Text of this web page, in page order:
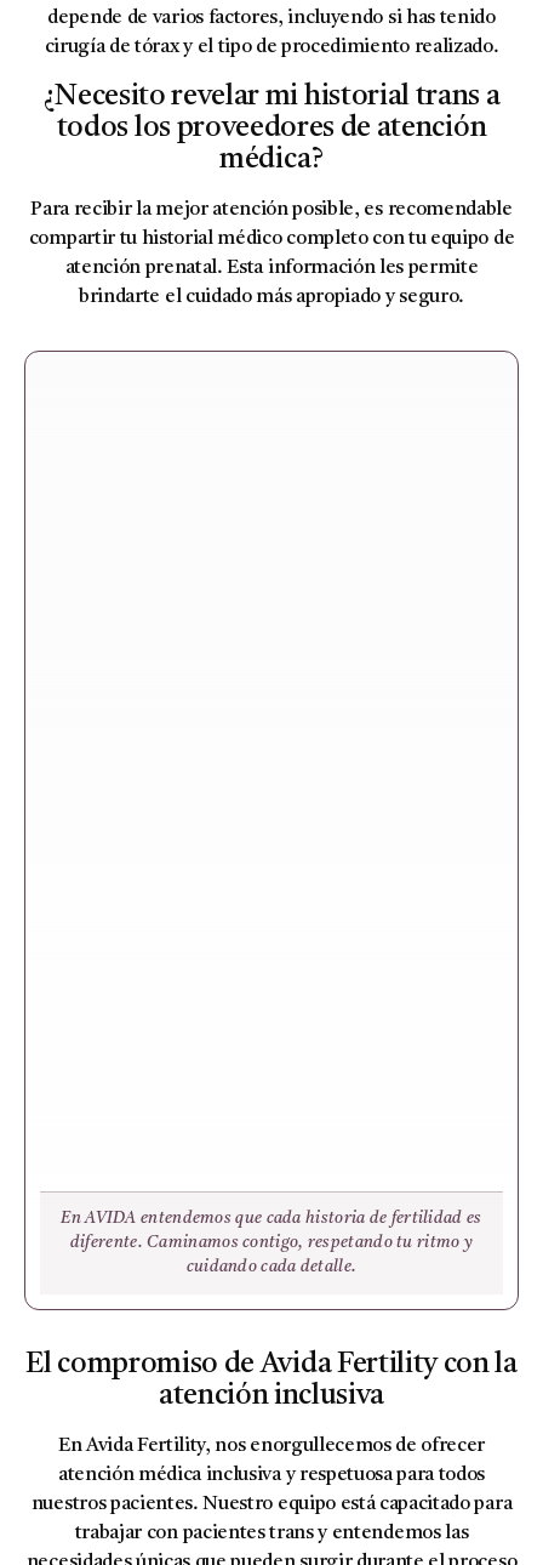
depende de varios factores, incluyendo si has tenido
cirugía de tórax y el tipo de procedimiento realizado.
¿Necesito revelar mi historial trans a
todos los proveedores de atención
médica?
Para recibir la mejor atención posible, es recomendable
compartir tu historial médico completo con tu equipo de
atención prenatal. Esta información les permite
brindarte el cuidado más apropiado y seguro.
En AVIDA entendemos que cada historia de fertilidad es
diferente. Caminamos contigo, respetando tu ritmo y
cuidando cada detalle.
El compromiso de Avida Fertility con la
atención inclusiva
En Avida Fertility, nos enorgullecemos de ofrecer
atención médica inclusiva y respetuosa para todos
nuestros pacientes. Nuestro equipo está capacitado para
trabajar con pacientes trans y entendemos las